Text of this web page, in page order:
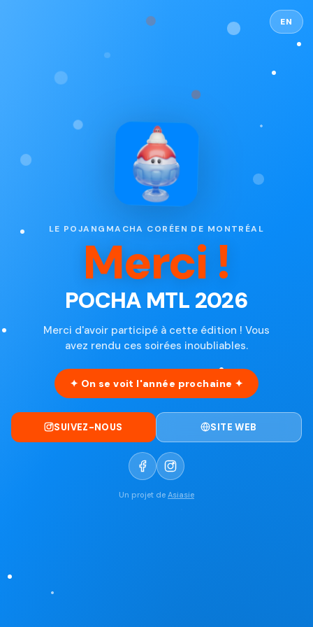
EN
LE POJANGMACHA CORÉEN DE MONTRÉAL
Merci !
POCHA MTL 2026
Merci d'avoir participé à cette édition ! Vous
avez rendu ces soirées inoubliables.
✦ On se voit l'année prochaine ✦
SUIVEZ-NOUS SITE WEB
Un projet de Asiasie